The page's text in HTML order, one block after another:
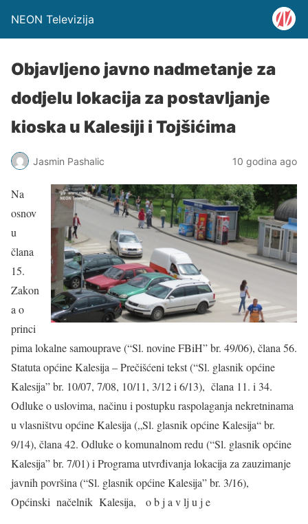
NEON Televizija
Objavljeno javno nadmetanje za
dodjelu lokacija za postavljanje
kioska u Kalesiji i Tojšićima
Jasmin Pashalic 10 godina ago
Na
osnov
u
člana
15.
Zakon
a o
princi
pima lokalne samouprave (“Sl. novine FBiH” br. 49/06), člana 56.
Statuta općine Kalesija – Prečišćeni tekst (“Sl. glasnik općine
Kalesija” br. 10/07, 7/08, 10/11, 3/12 i 6/13), člana 11. i 34.
Odluke o uslovima, načinu i postupku raspolaganja nekretninama
u vlasništvu općine Kalesija („Sl. glasnik općine Kalesija“ br.
9/14), člana 42. Odluke o komunalnom redu (“Sl. glasnik općine
Kalesija” br. 7/01) i Programa utvrđivanja lokacija za zauzimanje
javnih površina (“Sl. glasnik općine Kalesija” br. 3/16),
Općinski načelnik Kalesija, o b j a v lj u j e